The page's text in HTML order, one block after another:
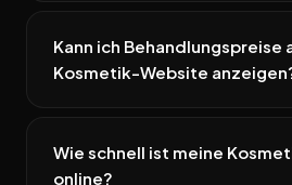
Kann ich Behandlungspreise
Kosmetik-Website
Wie schnell ist meine
online?